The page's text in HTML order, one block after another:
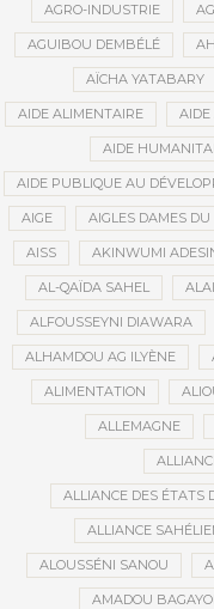
AGRO-INDUSTRIE
AGUIBOU DEMBÉLÉ
AÏCHA YATABARY
AIDE ALIMENTAIRE AIDE
AIDE
AIDE PUBLIQUE AU
AIGE AIGLES DAMES DU
AISS AKINWUMI
AL-QAÏDA SAHEL
ALFOUSSEYNI DIAWARA
ALHAMDOU AG ILYÈNE
ALIMENTATION
ALLEMAGNE
ALLIANCE DES ÉTATS
ALLIANCE
ALOUSSÉNI SANOU
AMADOU